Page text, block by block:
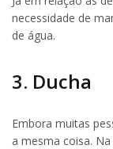
necessidade de
de água.
3. Ducha
Embora muitas
a mesma coisa.